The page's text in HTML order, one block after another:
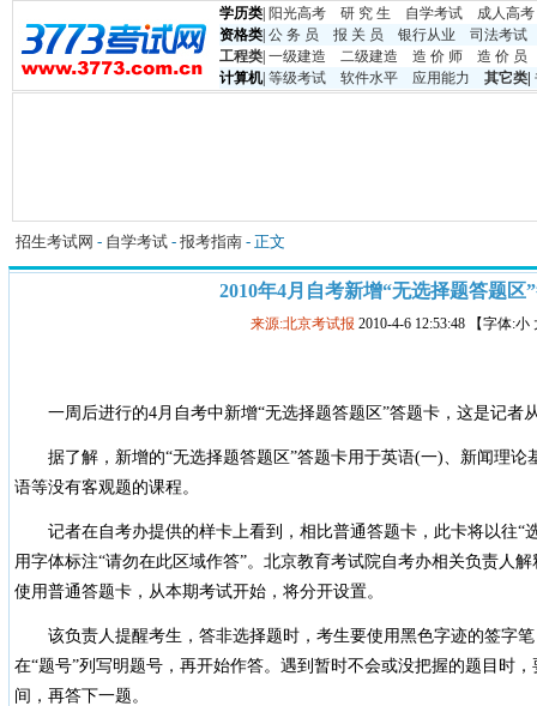
学历类 阳光高考 研 究 生 自学考试
成人高考
资格类 公 务 员 报 关 员 银行从业
司法考试
工程类 一级建造 二级建造 造 价 师
造 价 员
计算机| 等级考试 软件水平 应用能力 其它类
招生考试网 - 自学考试 - 报考指南 - 正文
2010年4月自考新增“无选择题答题区
来源:北京考试报 2010-4-6 12:53:48 【字体:小
一周后进行的4月自考中新增“无选择题答题区”答题卡，这是记者
据了解，新增的“无选择题答题区”答题卡用于英语(一)、新闻理论
语等没有客观题的课程。
记者在自考办提供的样卡上看到，相比普通答题卡，此卡将以往“
用字体标注“请勿在此区域作答”。北京教育考试院自考办相关负责人
使用普通答题卡，从本期考试开始，将分开设置。
该负责人提醒考生，答非选择题时，考生要使用黑色字迹的签字笔
在“题号”列写明题号，再开始作答。遇到暂时不会或没把握的题目时
间，再答下一题。